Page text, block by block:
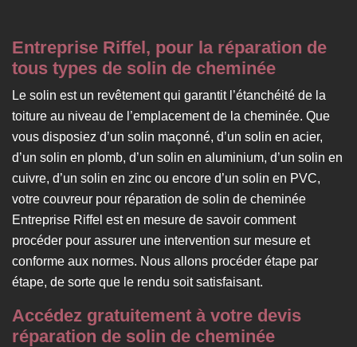
Entreprise Riffel, pour la réparation de
tous types de solin de cheminée
Le solin est un revêtement qui garantit l’étanchéité de la
toiture au niveau de l’emplacement de la cheminée. Que
vous disposiez d’un solin maçonné, d’un solin en acier,
d’un solin en plomb, d’un solin en aluminium, d’un solin en
cuivre, d’un solin en zinc ou encore d’un solin en PVC,
votre couvreur pour réparation de solin de cheminée
Entreprise Riffel est en mesure de savoir comment
procéder pour assurer une intervention sur mesure et
conforme aux normes. Nous allons procéder étape par
étape, de sorte que le rendu soit satisfaisant.
Accédez gratuitement à votre devis
réparation de solin de cheminée